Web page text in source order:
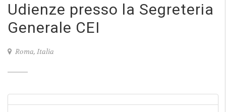
Udienze presso la Segreteria
Generale CEI
Roma, Italia